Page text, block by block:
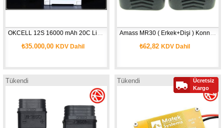
OKCELL 12S 16000 mAh 20C Li-Po Batarya
₺35.000,00KDV Dahil
Amass MR30 ( Erkek+Dişi ) Konnektör
₺62,82 KDV Dahil
Tükendi Tükendi
Ücretsiz
Kargo